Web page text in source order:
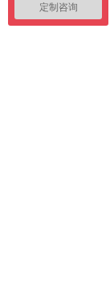
定制咨询